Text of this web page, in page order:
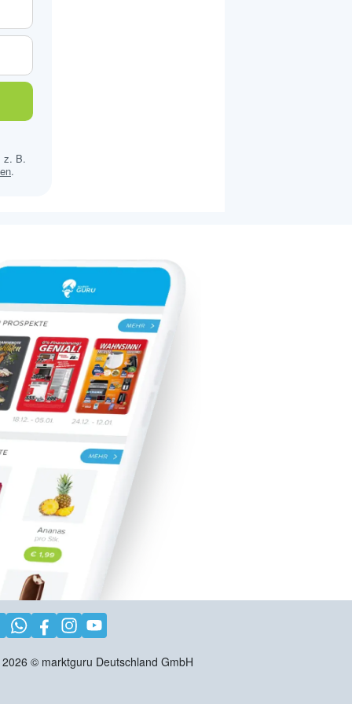
z. B.
.
2026 © marktguru Deutschland GmbH